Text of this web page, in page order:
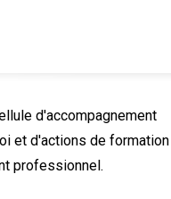
d'accompagnement
et d'actions de formation
professionnel.